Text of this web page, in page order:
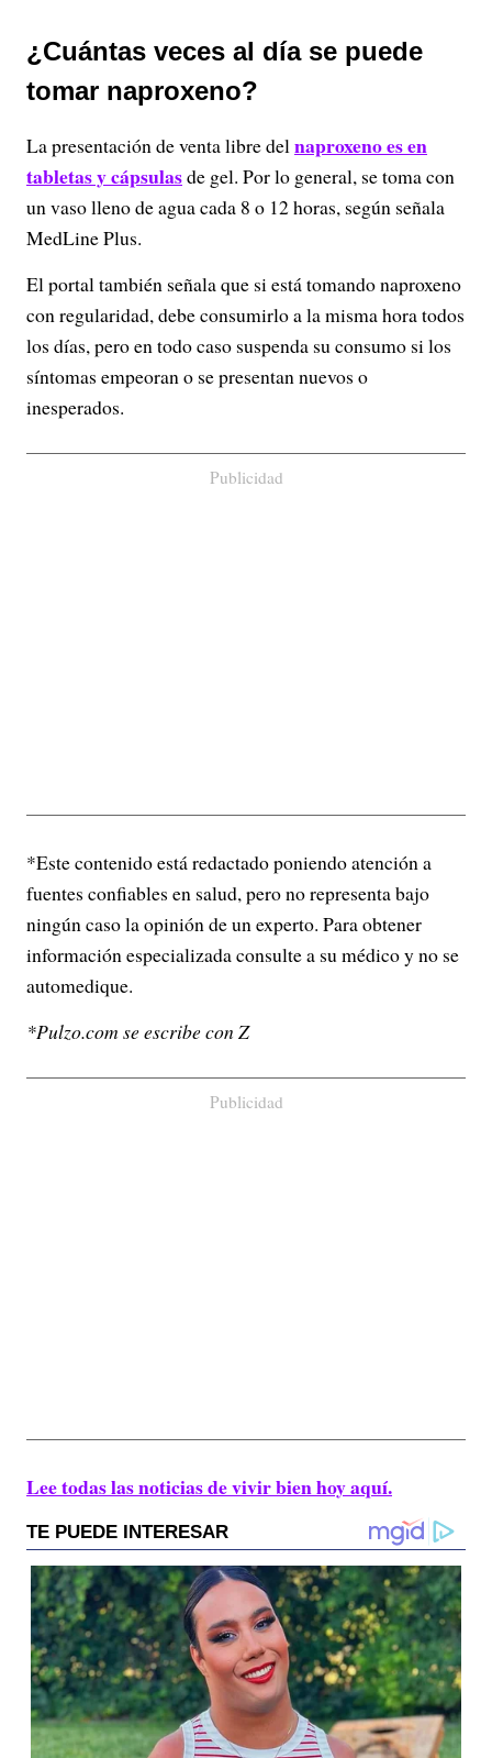
¿Cuántas veces al día se puede
tomar naproxeno?
La presentación de venta libre delnaproxeno es en
tabletas y cápsulasde gel. Por lo general, se toma con
un vaso lleno de agua cada 8 o 12 horas, según señala
MedLine Plus.
El portal también señala que si está tomando naproxeno
con regularidad, debe consumirlo a la misma hora todos
los días, pero en todo caso suspenda su consumo si los
síntomas empeoran o se presentan nuevos o
inesperados.
Publicidad
*Este contenido está redactado poniendo atención a
fuentes confiables en salud, pero no representa bajo
ningún caso la opinión de un experto. Para obtener
información especializada consulte a su médico y no se
automedique.
*Pulzo.com se escribe con Z
Publicidad
Lee todas las noticias de vivir bien hoy aquí.